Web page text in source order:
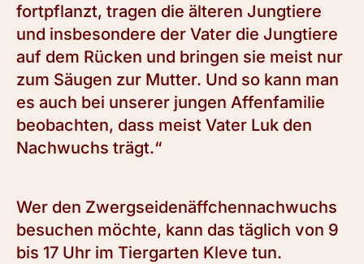
fortpflanzt, tragen die älteren Jungtiere
und insbesondere der Vater die Jungtiere
auf dem Rücken und bringen sie meist nur
zum Säugen zur Mutter. Und so kann man
es auch bei unserer jungen Affenfamilie
beobachten, dass meist Vater Luk den
Nachwuchs trägt.“
Wer den Zwergseidenäffchennachwuchs
besuchen möchte, kann das täglich von 9
bis 17 Uhr im Tiergarten Kleve tun.